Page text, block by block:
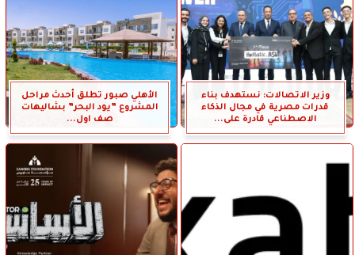
وزير الاتصالات: نستهدف بناء
قدرات مصرية في مجال الذكاء
الاصطناعي قادرة على...
الأهلي صبور تطلق أحدث مراحل
المشروع ”يود البحر” بشاليهات
صف اول...